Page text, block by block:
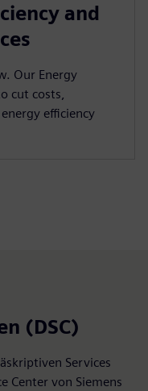
and
Our Energy
cut costs,
efficiency
(DSC)
Services
Center von Siemens